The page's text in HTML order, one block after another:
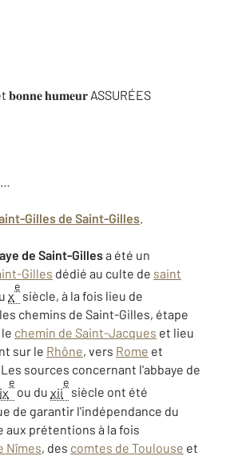
𝐛𝐨𝐧𝐧𝐞 𝐡𝐮𝐦𝐞𝐮𝐫 ASSURÉES
Gilles de Saint-Gilles.
de Saint-Gillesa été un
Gilles dédié au culte de saint
x
e
siècle, à la fois lieu de
chemins de Saint-Gilles, étape
chemin de Saint-Jacques et lieu
sur le Rhône, vers Rome et
Les sources concernant l'abbaye de
ix
e
ou du xii
e
siècle ont été
de garantir l'indépendance du
aux prétentions à la fois
Nîmes, des comtes de Toulouse et